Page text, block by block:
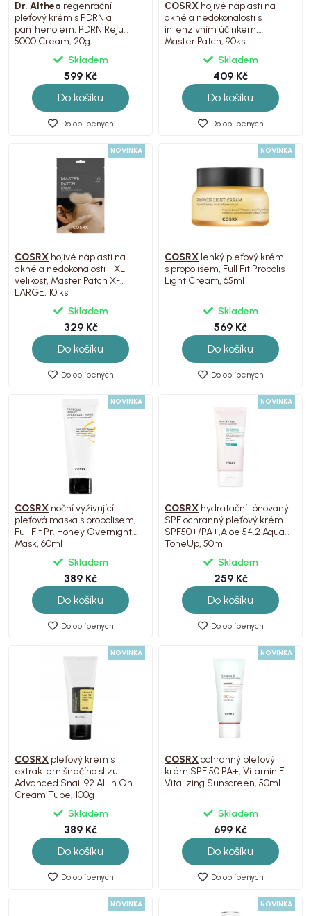
Dr. Althea regenrační
pleťový krém s PDRN a
panthenolem, PDRN Reju
5000 Cream, 20g
Skladem
599 Kč
Do košíku
Do oblíbených
COSRX hojivé náplasti na
akné a nedokonalosti s
intenzivním účinkem,
Master Patch, 90ks
Skladem
409 Kč
Do košíku
Do oblíbených
NOVINKA
COSRX hojivé náplasti na
akné a nedokonalosti - XL
velikost, Master Patch X-
LARGE, 10 ks
Skladem
329 Kč
Do košíku
Do oblíbených
NOVINKA
COSRX lehký pleťový krém
s propolisem, Full Fit Propolis
Light Cream, 65ml
Skladem
569 Kč
Do košíku
Do oblíbených
NOVINKA
COSRX noční vyživující
pleťová maska s propolisem,
Full Fit Pr. Honey Overnight
Mask, 60ml
Skladem
389 Kč
Do košíku
Do oblíbených
NOVINKA
COSRX hydratační tónovaný
SPF ochranný pleťový krém
SPF50+/PA+,Aloe 54.2 Aqua
ToneUp, 50ml
Skladem
259 Kč
Do košíku
Do oblíbených
NOVINKA
COSRX pleťový krém s
extraktem šnečího slizu
Advanced Snail 92 All in One
Cream Tube, 100g
Skladem
389 Kč
Do košíku
Do oblíbených
NOVINKA
COSRXochranný pleťový
krém SPF 50 PA+, Vitamin E
Vitalizing Sunscreen, 50ml
Skladem
699 Kč
Do košíku
Do oblíbených
NOVINKA NOVINKA